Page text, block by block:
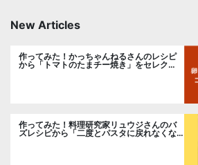
New Articles
作ってみた！かっちゃんねるさんのレシピ
から「トマトのたまチー焼き」をセレク
作ってみた！料理研究家リュウジさんのバ
ズレシピから「二度とパスタに戻れなくな
る冷やしカルボナーラ」に挑戦。